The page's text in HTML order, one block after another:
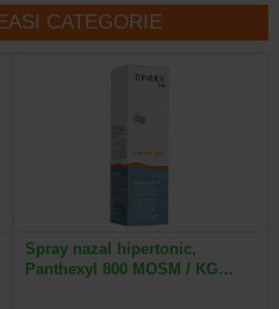
CATEGORIE
Spray nazal hipertonic,
Panthexyl 800 MOSM / KG…